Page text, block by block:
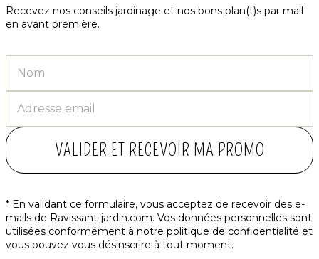
Recevez nos conseils jardinage et nos bons plan(t)s par mail
en avant première.
VALIDER ET RECEVOIR MA PROMO
* En validant ce formulaire, vous acceptez de recevoir des e-
mails de Ravissant-jardin.com. Vos données personnelles sont
utilisées conformément à notre politique de confidentialité et
vous pouvez vous désinscrire à tout moment.